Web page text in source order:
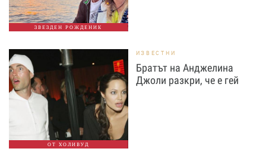
ЗВЕЗДЕН РОЖДЕНИК
ОТ ХОЛИВУД
ИЗВЕСТНИ
Братът на Анджелина
Джоли разкри, че е гей